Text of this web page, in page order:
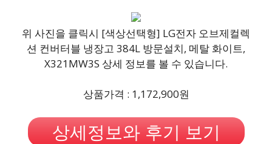
위 사진을 클릭시 [색상선택형] LG전자 오브제컬렉
션 컨버터블 냉장고 384L 방문설치, 메탈 화이트,
X321MW3S 상세 정보를 볼 수 있습니다.
상품가격 : 1,172,900원
상세정보와 후기 보기